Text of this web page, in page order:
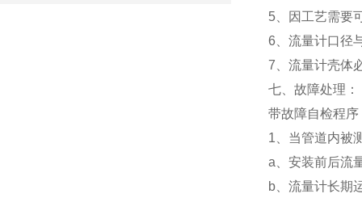
5、因工艺需要
6、流量计口径
7、流量计壳体
七、故障处理：
带故障自检程
1、当管道内被
a、安装前后流
b、流量计长期